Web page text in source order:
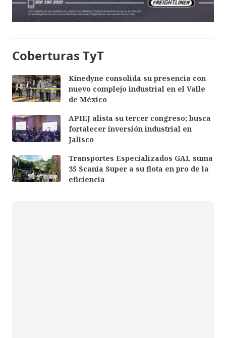
Coberturas TyT
Kinedyne consolida su presencia con
nuevo complejo industrial en el Valle
de México
APIEJ alista su tercer congreso; busca
fortalecer inversión industrial en
Jalisco
Transportes Especializados GAL suma
35 Scania Super a su flota en pro de la
eficiencia